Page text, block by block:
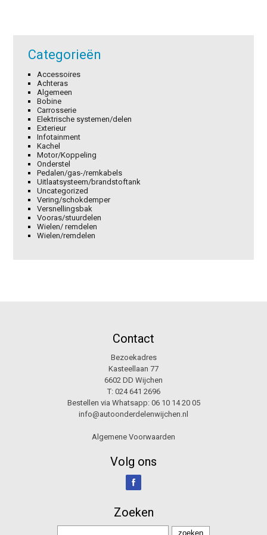
Categorieën
Accessoires
Achteras
Algemeen
Bobine
Carrosserie
Elektrische systemen/delen
Exterieur
Infotainment
Kachel
Motor/Koppeling
Onderstel
Pedalen/gas-/remkabels
Uitlaatsysteem/brandstoftank
Uncategorized
Vering/schokdemper
Versnellingsbak
Vooras/stuurdelen
Wielen/ remdelen
Wielen/remdelen
Contact
Bezoekadres
Kasteellaan 77
6602 DD Wijchen
T: 024 641 2696
Bestellen via Whatsapp: 06 10 14 20 05
info@autoonderdelenwijchen.nl
Algemene Voorwaarden
Volg ons
Zoeken